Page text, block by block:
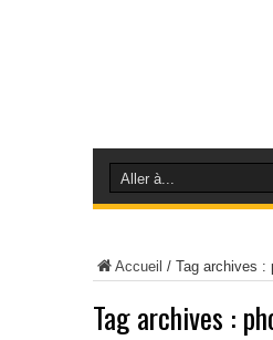
Accueil / Tag archives :
Tag archives :